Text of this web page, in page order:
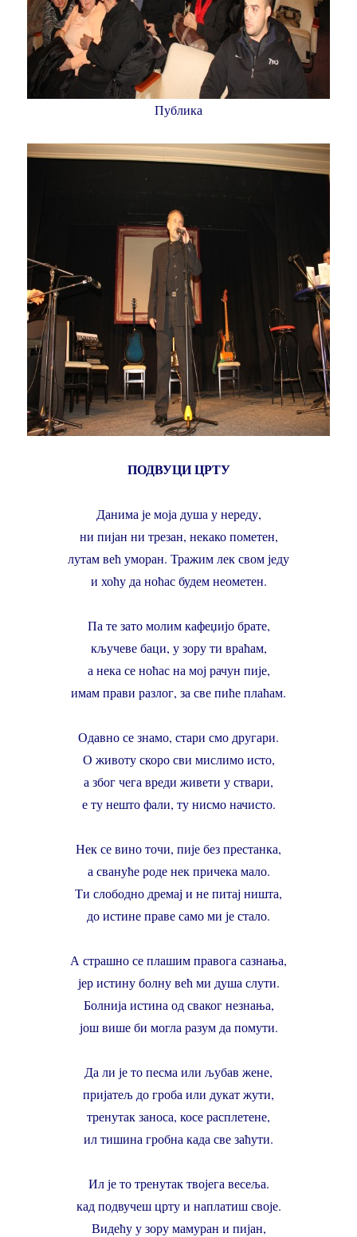
Публика
ПОДВУЦИ ЦРТУ
Данима је моја душа у нереду,
ни пијан ни трезан, некако пометен,
лутам већ уморан. Тражим лек свом једу
и хоћу да ноћас будем неометен.
Па те зато молим кафеџијо брате,
кључеве баци, у зору ти враћам,
а нека се ноћас на мој рачун пије,
имам прави разлог, за све пиће плаћам.
Одавно се знамо, стари смо другари.
О животу скоро сви мислимо исто,
а због чега вреди живети у ствари,
е ту нешто фали, ту нисмо начисто.
Нек се вино точи, пије без престанка,
а свануће роде нек причека мало.
Ти слободно дремај и не питај ништа,
до истине праве само ми је стало.
А страшно се плашим правога сазнања,
јер истину болну већ ми душа слути.
Болнија истина од сваког незнања,
још више би могла разум да помути.
Да ли је то песма или љубав жене,
пријатељ до гроба или дукат жути,
тренутак заноса, косе расплетене,
ил тишина гробна када све заћути.
Ил је то тренутак твојега весеља.
кад подвучеш црту и наплатиш своје.
Видећу у зору мамуран и пијан,